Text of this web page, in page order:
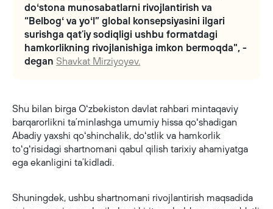
doʻstona munosabatlarni rivojlantirish va
“Belbogʻ va yoʻl” global konsepsiyasini ilgari
surishga qatʼiy sodiqligi ushbu formatdagi
hamkorlikning rivojlanishiga imkon bermoqda", -
degan Shavkat Mirziyoyev.
Shu bilan birga Oʻzbekiston davlat rahbari mintaqaviy
barqarorlikni taʼminlashga umumiy hissa qoʻshadigan
Abadiy yaxshi qoʻshinchalik, doʻstlik va hamkorlik
toʻgʻrisidagi shartnomani qabul qilish tarixiy ahamiyatga
ega ekanligini taʼkidladi.
Shuningdek, ushbu shartnomani rivojlantirish maqsadida